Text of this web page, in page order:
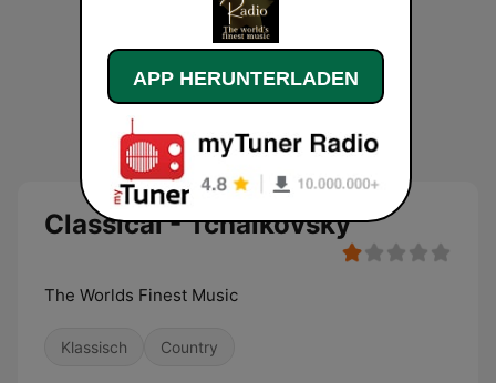
Classical - Tchaikovsky
The Worlds Finest Music
Klassisch Country
APP HERUNTERLADEN